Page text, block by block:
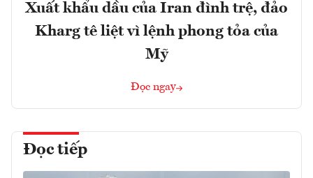
Xuất khẩu dầu của Iran đình trệ, đảo
Kharg tê liệt vì lệnh phong tỏa của
Mỹ
Đọc ngay
Đọc tiếp